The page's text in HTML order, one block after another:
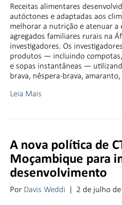
Receitas alimentares
autóctones e adaptadas aos
melhorar a nutrição e atenuar a
agregados familiares rurais na
investigadores. Os
produtos — incluindo
e sopas instantâneas —
brava, nêspera-brava,
Leia Mais
A nova política de
Moçambique para
desenvolvimento
Por Davis Weddi | 2 de julho